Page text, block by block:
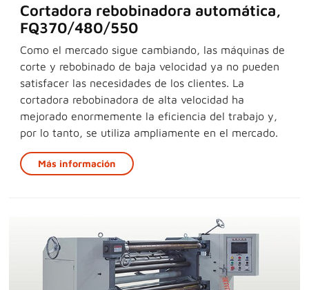
Cortadora rebobinadora automática,
FQ370/480/550
Como el mercado sigue cambiando, las máquinas de
corte y rebobinado de baja velocidad ya no pueden
satisfacer las necesidades de los clientes. La
cortadora rebobinadora de alta velocidad ha
mejorado enormemente la eficiencia del trabajo y,
por lo tanto, se utiliza ampliamente en el mercado.
Más información